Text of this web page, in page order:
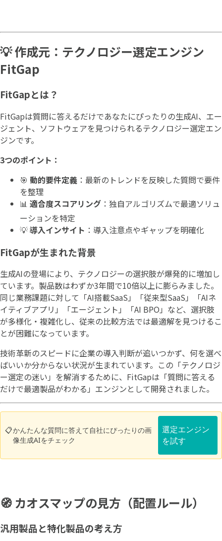
💡 作成元：テクノロジー選定エンジン
FitGap
FitGapとは？
FitGapは質問に答えるだけであなたにぴったりの生成AI、エー
ジェント、ソフトウェアを見つけられるテクノロジー選定エン
ジンです。
3つのポイント：
🎯 動的要件定義 ：最新のトレンドを反映した質問で要件
を整理
📊 適合度スコアリング ：独自アルゴリズムで最適ソリュ
ーションを特定
💡導入インサイト ：導入注意点やギャップを明確化
FitGapが生まれた背景
生成AIの登場により、テクノロジーの選択肢が爆発的に増加し
ています。製品数はわずか3年間で10倍以上に膨らみました。
同じ業務課題に対して「AI搭載SaaS」「従来型SaaS」「AIネ
イティブアプリ」「エージェント」「AI BPO」など、選択肢
が多様化・複雑化し、従来の比較方法では最適解を見つけるこ
とが困難になっています。
技術革新のスピードに企業の導入判断が追いつかず、何を選べ
ばいいか分からない状況が生まれています。この「テクノロジ
ー選定の迷い」を解消するために、FitGapは「質問に答える
だけで最適製品がわかる」エンジンとして開発されました。
📋かんたんな質問に答えて自社にぴったりの画
像生成AIをチェック
選定エンジン
を試す
🧭 カオスマップの見方（配置ルール）
汎用製品と特化製品の考え方